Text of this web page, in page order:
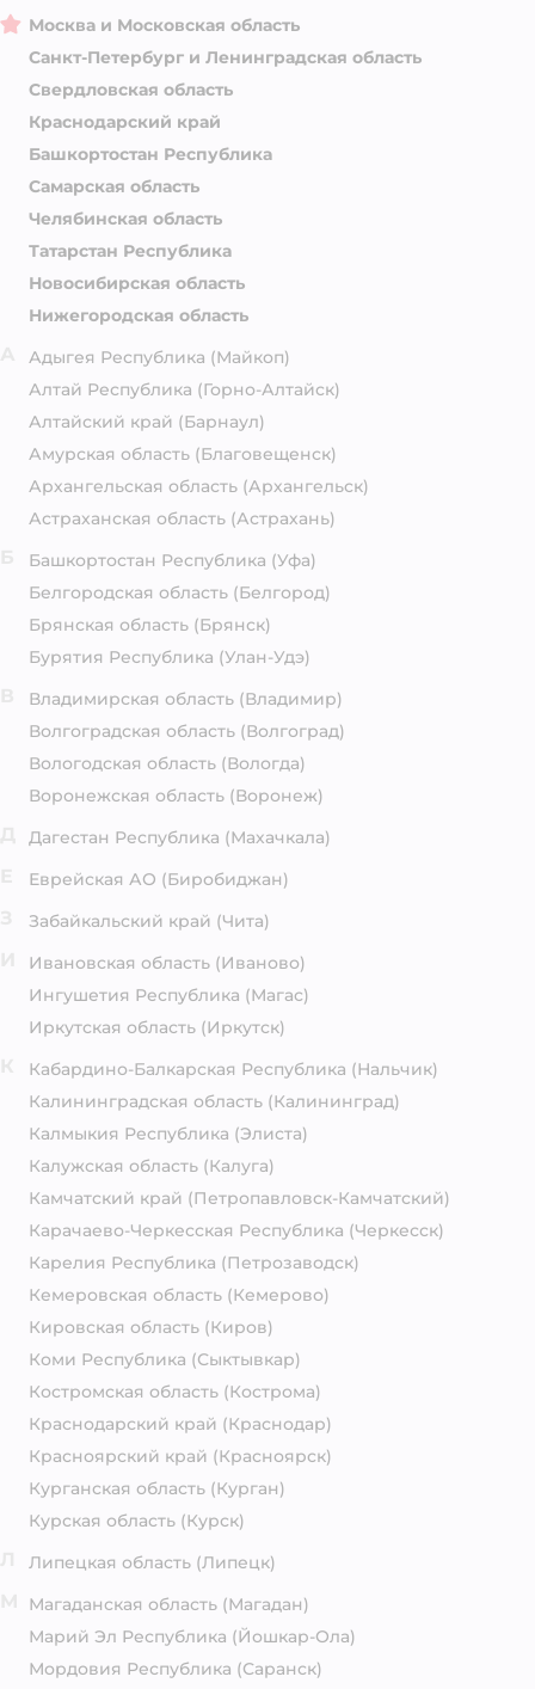
Москва и Московская область
Санкт-Петербург и Ленинградская область
Свердловская область
Краснодарский край
Башкортостан Республика
Самарская область
Челябинская область
Татарстан Республика
Новосибирская область
Нижегородская область
Адыгея Республика (Майкоп)
Алтай Республика (Горно-Алтайск)
Алтайский край (Барнаул)
Амурская область (Благовещенск)
Архангельская область (Архангельск)
Астраханская область (Астрахань)
Башкортостан Республика (Уфа)
Белгородская область (Белгород)
Брянская область (Брянск)
Бурятия Республика (Улан-Удэ)
Владимирская область (Владимир)
Волгоградская область (Волгоград)
Вологодская область (Вологда)
Воронежская область (Воронеж)
Дагестан Республика (Махачкала)
Еврейская АО (Биробиджан)
Забайкальский край (Чита)
Ивановская область (Иваново)
Ингушетия Республика (Магас)
Иркутская область (Иркутск)
Кабардино-Балкарская Республика (Нальчик)
Калининградская область (Калининград)
Калмыкия Республика (Элиста)
Калужская область (Калуга)
Камчатский край (Петропавловск-Камчатский)
Карачаево-Черкесская Республика (Черкесск)
Карелия Республика (Петрозаводск)
Кемеровская область (Кемерово)
Кировская область (Киров)
Коми Республика (Сыктывкар)
Костромская область (Кострома)
Краснодарский край (Краснодар)
Красноярский край (Красноярск)
Курганская область (Курган)
Курская область (Курск)
Липецкая область (Липецк)
Магаданская область (Магадан)
Марий Эл Республика (Йошкар-Ола)
Мордовия Республика (Саранск)